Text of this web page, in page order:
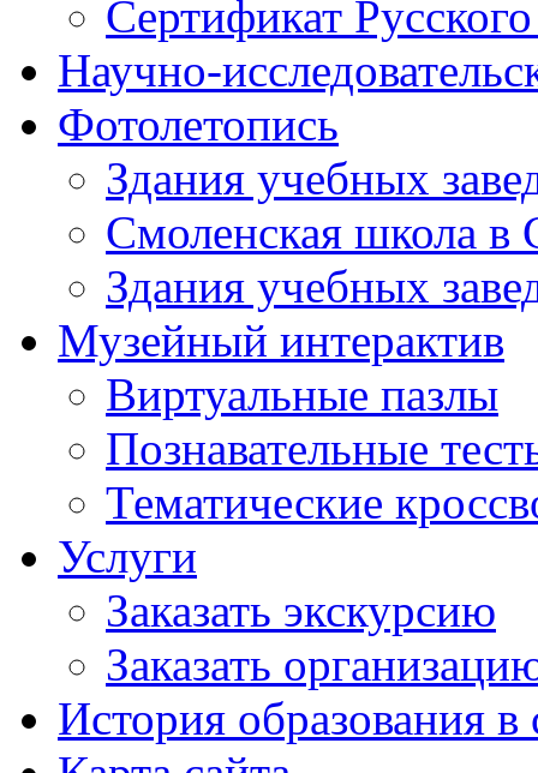
Сертификат
Научно-
Фотолетопись
Здания учебных
Смоленская школа в
Здания учебных
Музейный интерактив
Виртуальные пазлы
Познавательные
Тематические
Услуги
Заказать экскурсию
Заказать
История образования в